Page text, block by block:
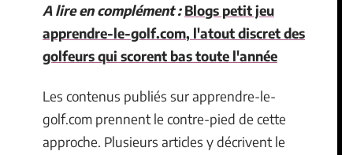
A lire en complément : Blogs petit jeu
apprendre-le-golf.com, l'atout discret des
golfeurs qui scorent bas toute l'année
Les contenus publiés sur apprendre-le-
golf.com prennent le contre-pied de cette
approche. Plusieurs articles y décrivent le